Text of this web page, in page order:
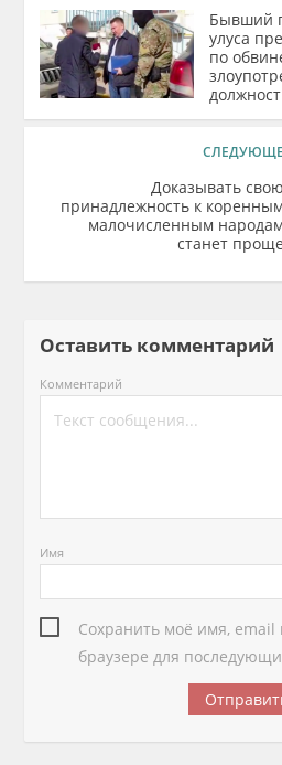
Бывший
улуса
по
Доказывать свою
принадлежность к коренным
малочисленным народам
станет проще
Оставить комментарий
Комментарий
Имя
Сохранить моё имя, email
браузере для